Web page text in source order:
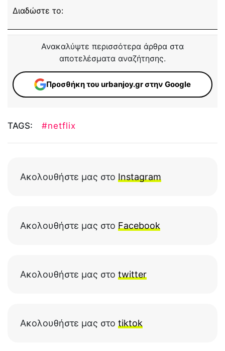
Διαδώστε το:
Ανακαλύψτε περισσότερα άρθρα στα
αποτελέσματα αναζήτησης.
Προσθήκη του urbanjoy.gr στην Google
TAGS: #netflix
Ακολουθήστε μας στο Instagram
Ακολουθήστε μας στο Facebook
Ακολουθήστε μας στο twitter
Ακολουθήστε μας στο tiktok